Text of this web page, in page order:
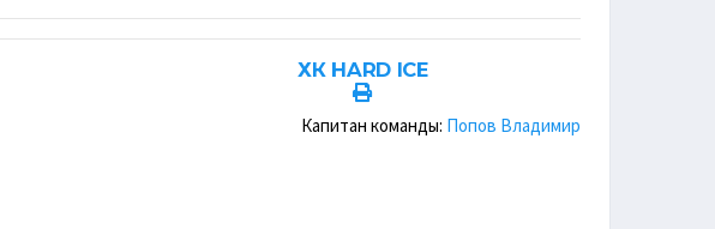
ХК HARD ICE
Капитан команды: Попов Владимир